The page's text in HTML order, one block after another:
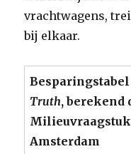
vrachtwagens,
bij elkaar.
Truth, berekend
Amsterdam